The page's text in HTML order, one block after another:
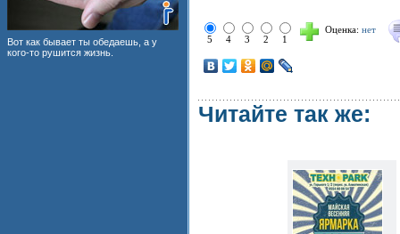
Вот как бывает ты обедаешь, а у
кого-то рушится жизнь.
5 4 3 2 1
Оценка: нет
Читайте так же: